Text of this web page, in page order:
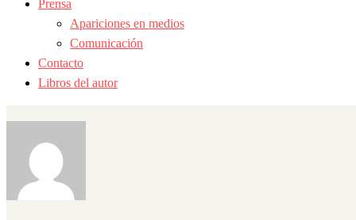
Prensa
Apariciones en medios
Comunicación
Contacto
Libros del autor